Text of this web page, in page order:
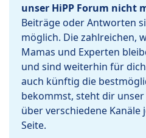
unser HiPP Forum nicht
Beiträge oder Antworten
möglich. Die zahlreichen,
Mamas und Experten
und sind weiterhin für
auch künftig die
bekommst, steht dir unser
über verschiedene
Seite.